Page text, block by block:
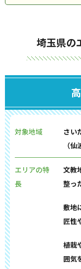
埼玉県の
対象地域
さい
（
エリアの特
長
文教
整っ
敷地
匠性
植栽
囲気